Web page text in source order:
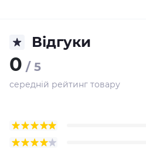
Відгуки
0 / 5
середній рейтинг товару